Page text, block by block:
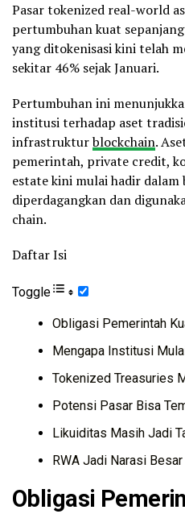
Pasar tokenized real-world
pertumbuhan kuat
yang ditokenisasi kini telah
sekitar 46% sejak Januari.
Pertumbuhan ini
institusi terhadap aset
infrastrukturblockchain.
pemerintah, private credit,
estate kini mulai hadir dalam
diperdagangkan dan
chain.
Daftar Isi
Toggle
Obligasi Pemerintah
Mengapa Institusi
Tokenized Treasuries
Potensi Pasar Bisa
Likuiditas Masih Jadi
RWA Jadi Narasi
Obligasi